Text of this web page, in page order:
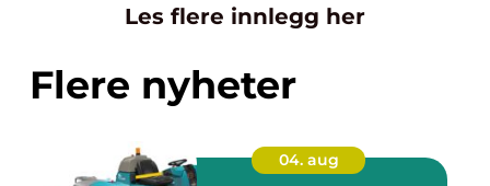
Les flere innlegg her
Flere nyheter
04. aug